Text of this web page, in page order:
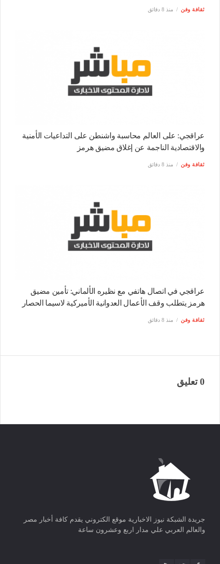
ثقافة وفن منذ 8 دقائق
عراقجي: على العالم محاسبة واشنطن على التداعيات الأمنية
والاقتصادية الناجمة عن إغلاق مضيق هرمز
ثقافة وفن منذ 8 دقائق
عراقجي في اتصال هاتفي مع نظيره الألماني: تأمين مضيق
هرمز يتطلب وقف الأعمال العدوانية الأميركية لاسيما الحصار
ثقافة وفن منذ 8 دقائق
0 تعليق
جريدة الشبكة نيوز الاخبارية موقع الكتروني يقدم كافة أخبار مصر
والعالم العربي علي مدار اربع وعشرون ساعة